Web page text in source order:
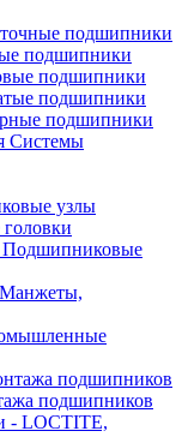
подшипники
подшипники
подшипники
подшипники
подшипники
Системы
узлы
Подшипниковые
Манжеты,
подшипников